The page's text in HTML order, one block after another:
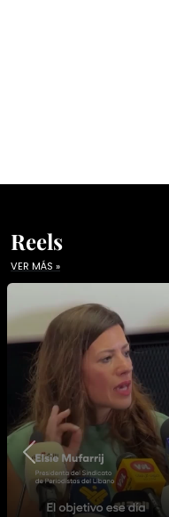
Reels
VER MÁS »
Previous